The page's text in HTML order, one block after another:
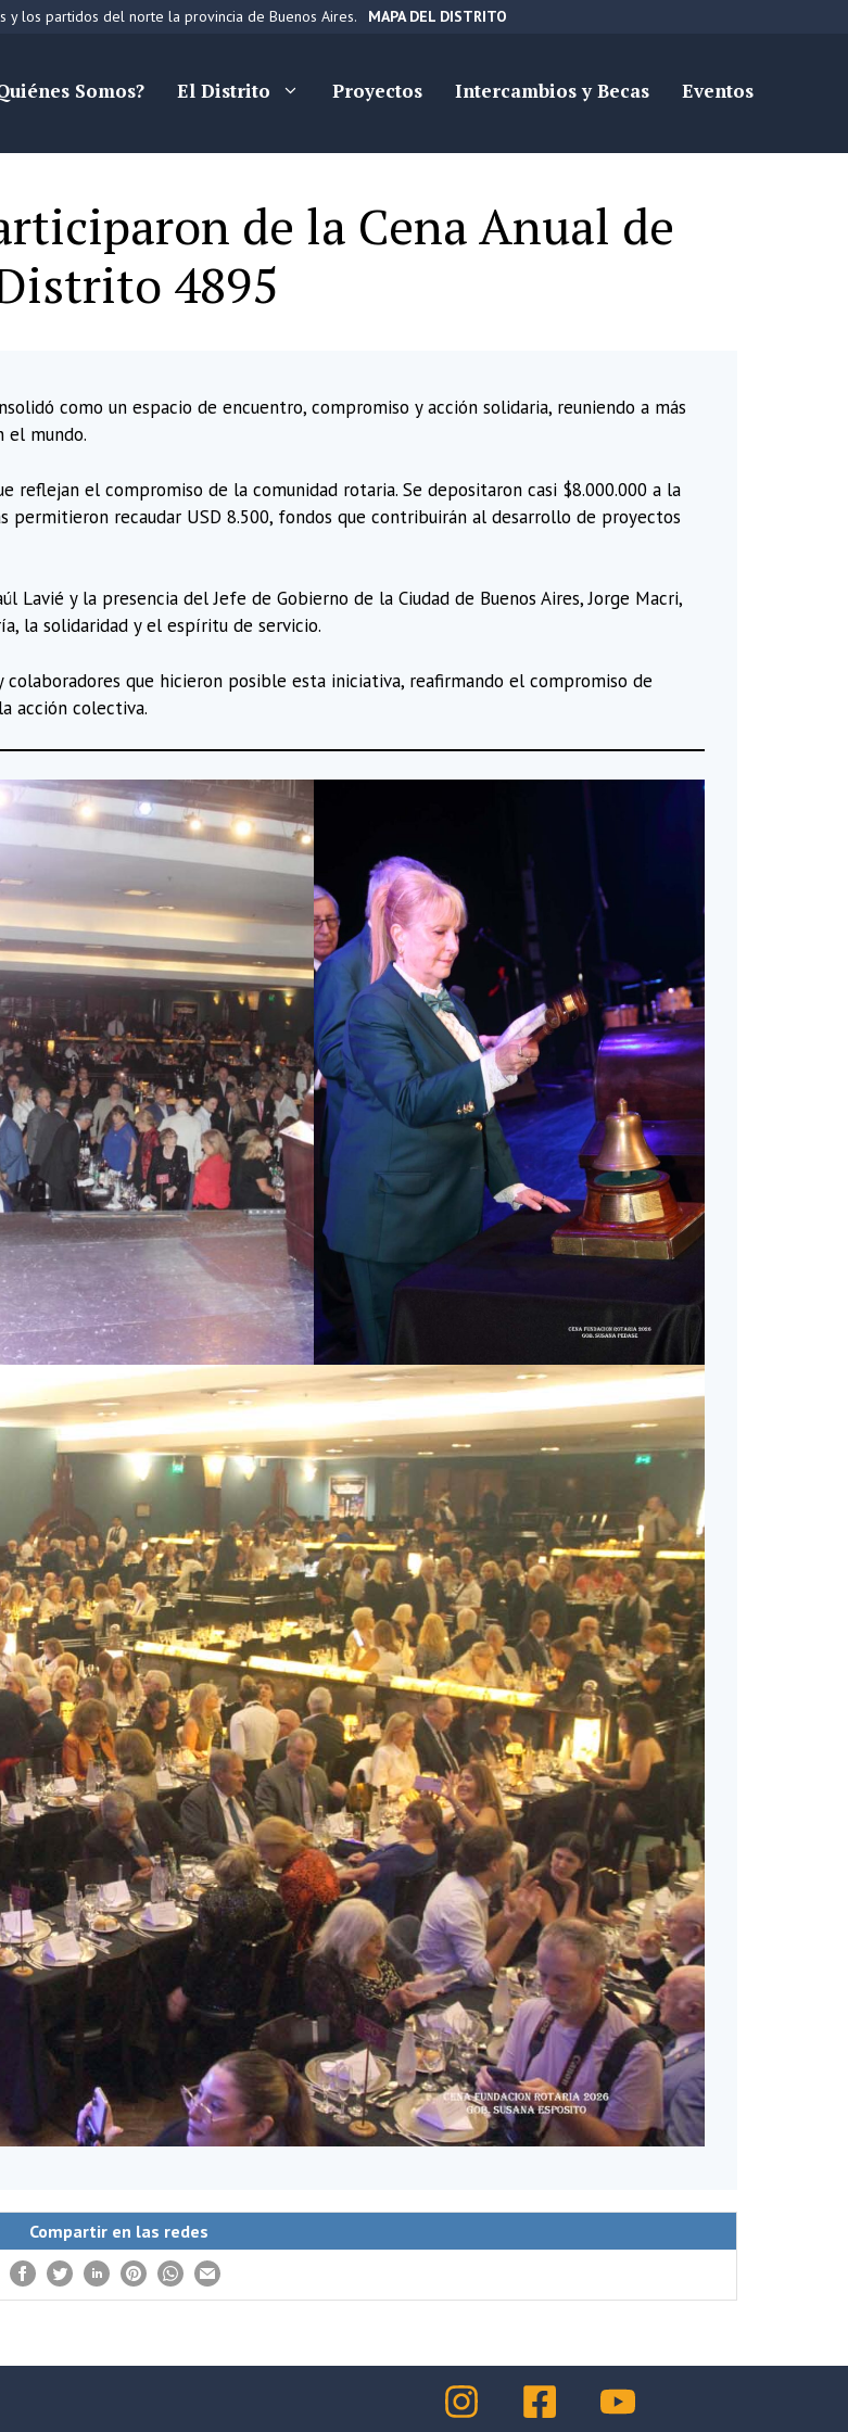
y los partidos del norte la provincia de Buenos Aires. MAPA DEL DISTRITO
Somos? El Distrito Proyectos Intercambios y Becas Eventos
de la Cena Anual de
4895
como un espacio de encuentro, compromiso y acción solidaria, reuniendo a más
el mundo.
reflejan el compromiso de la comunidad rotaria. Se depositaron casi $8.000.000 a la
permitieron recaudar USD 8.500, fondos que contribuirán al desarrollo de proyectos
y la presencia del Jefe de Gobierno de la Ciudad de Buenos Aires, Jorge Macri,
la solidaridad y el espíritu de servicio.
que hicieron posible esta iniciativa, reafirmando el compromiso de
acción colectiva.
Compartir en las redes